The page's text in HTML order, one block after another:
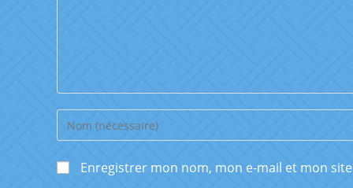
Enregistrer mon nom, mon e-mail et mon